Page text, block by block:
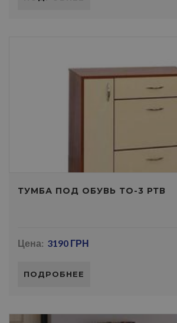
ТУМБА ПОД ОБУВЬ ТО-3 РТВ
Цена: 3190 ГРН
ПОДРОБНЕЕ